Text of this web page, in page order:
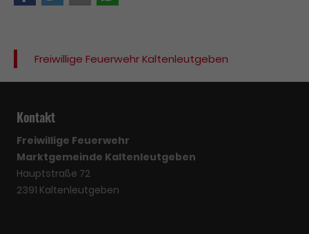
Freiwillige Feuerwehr Kaltenleutgeben
Kontakt
Freiwillige Feuerwehr
Marktgemeinde Kaltenleutgeben
Hauptstraße 72
2391 Kaltenleutgeben